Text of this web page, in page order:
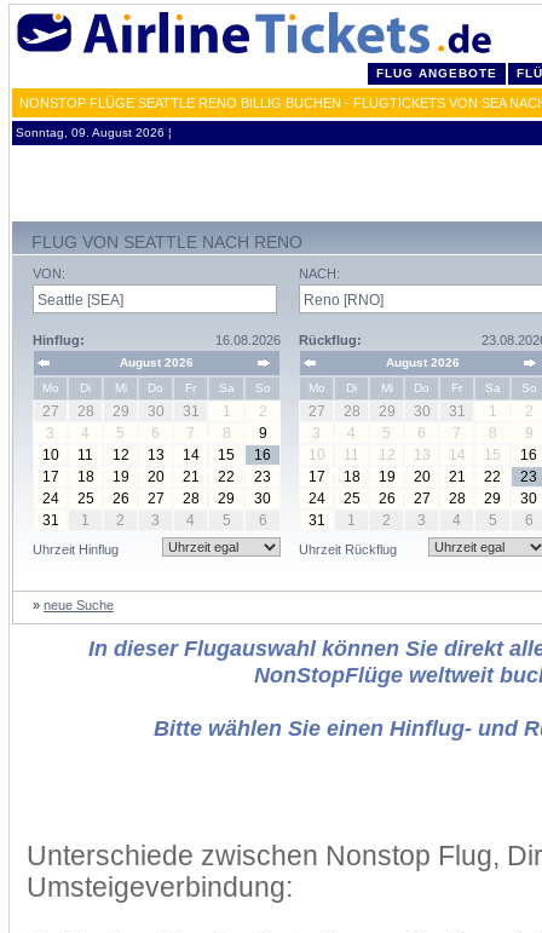
FLUG ANGEBOTE
NONSTOP FLÜGE SEATTLE RENO BILLIG BUCHEN - FLUGTICKETS VON SEA
Sonntag, 09. August 2026 ¦
FLUG VON SEATTLE NACH RENO
VON:
Hinflug: 16.08.2026
August 2026
Mo
Di Mi Do Fr Sa So
27 28 29 30 31 1
2
3
4 5 6 7 8
9
10
11 12 13 14 15
16
17
18 19 20 21 22
23
24
25 26 27 28 29
30
31
1 2 3 4 5 6
Uhrzeit Hinflug
NACH:
Rückflug:
August 2026
Mo
Di Mi Do Fr Sa So
27 28 29 30 31 1
2
3
4 5 6 7 8
9
10
11 12 13 14 15
16
17
18 19 20 21 22
23
24
25 26 27 28 29
30
31
1 2 3 4 5 6
Uhrzeit Rückflug
» neue Suche
In dieser Flugauswahl können Sie direkt
NonStopFlüge weltweit
Bitte wählen Sie einen Hinflug- und
Unterschiede zwischen Nonstop Flug,
Umsteigeverbindung: